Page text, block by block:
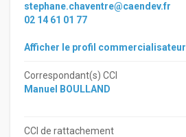
stephane.chaventre@caendev.fr
02 14 61 01 77
Afficher le profil commercialisateur
Correspondant(s) CCI
Manuel BOULLAND
CCI de rattachement